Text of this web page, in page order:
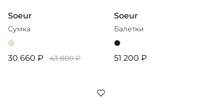
Soeur
Сумка
30 660 ₽ 43 800 ₽
Soeur
Балетки
51 200 ₽